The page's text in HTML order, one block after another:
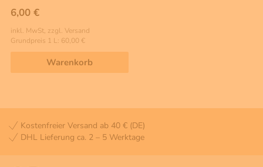
6,00 €
inkl. MwSt, zzgl. Versand
Grundpreis 1 L: 60,00 €
Warenkorb
Kostenfreier Versand ab 40 € (DE)
DHL Lieferung ca. 2 – 5 Werktage